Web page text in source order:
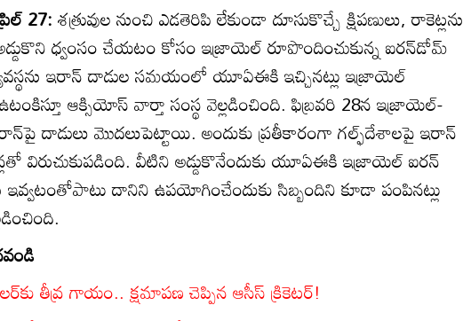
27:శత్రువుల నుంచి ఎడతెరిపి లేకుండా దూసుకొచ్చే క్షిపణులు, రాకెట్లను
ధ్వంసం చేయటం కోసం ఇజ్రాయెల్‌ రూపొందించుకున్న ఐరన్‌డోమ్‌
ఇరాన్‌ దాడుల సమయంలో యూఏఈకి ఇచ్చినట్లు ఇజ్రాయెల్‌
ఆక్సియోస్‌ వార్తా సంస్థ వెల్లడించింది. ఫిబ్రవరి 28న ఇజ్రాయెల్‌-
దాడులు మొదలుపెట్టాయి. అందుకు ప్రతీకారంగా గల్ఫ్‌దేశాలపై ఇరాన్‌
విరుచుకుపడింది. వీటిని అడ్డుకొనేందుకు యూఏఈకి ఇజ్రాయెల్‌ ఐరన్‌
ఇవ్వటంతోపాటు దానిని ఉపయోగించేందుకు సిబ్బందిని కూడా పంపినట్లు
తీవ్ర గాయం.. క్షమాపణ చెప్పిన ఆసీస్ క్రికెటర్!